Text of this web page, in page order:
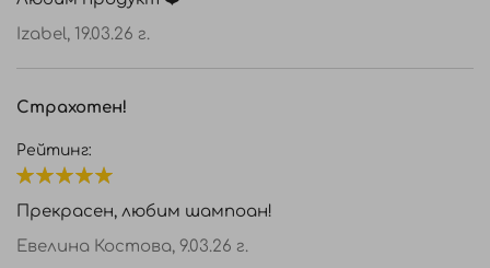
Екстракт от Моринга: почиства, като
същевременно създава бариера върху кожата и
косата, която предпазва от замърсяване.
Кокамидопропил бетаин: по-добра
алтернатива на традиционните
повърхностноактивни вещества, която се
получава от кокосови орехи и осигурява
ефективно, нежно почистване.
НАЧИН НА УПОТРЕБА:
Izabel, 19.03.26 г.
Страхотен!
Рейтинг:
Прекрасен, любим шампоан!
Евелина Костова, 9.03.26 г.